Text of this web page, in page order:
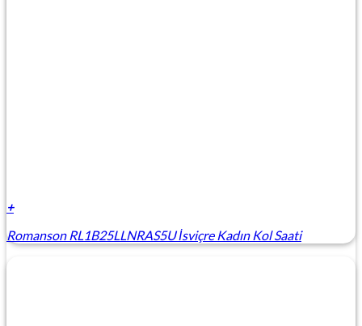
+
Romanson RL1B25LLNRAS5U İsviçre Kadın Kol Saati